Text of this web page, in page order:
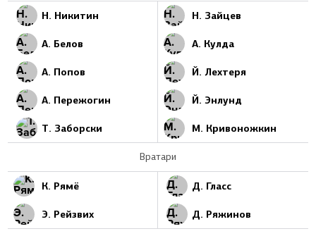
Н. Никитин Н. Зайцев
А. Белов А. Кулда
А. Попов Й. Лехтеря
А. Пережогин Й. Энлунд
Т. Заборски М. Кривоножкин
Вратари
К. Рямё Д. Гласс
Э. Рейзвих Д. Ряжинов